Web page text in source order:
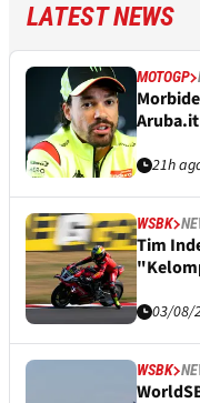
LATEST NEWS
MOTOGP
21h
WSBK
Tim
03/08/
WSBK